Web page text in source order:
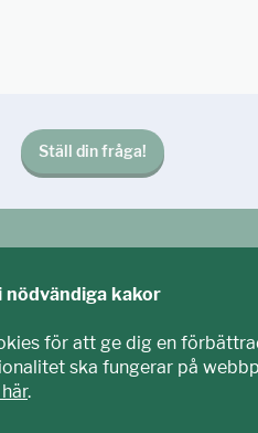
Ställ din fråga!
nödvändiga kakor
för att ge dig en
ska fungerar på
.